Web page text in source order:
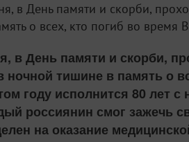
в День памяти и скорби,
о всех, кто погиб во время
в День памяти и скорби,
ночной тишине в память о
году исполнится 80 лет
россиянин смог зажечь
на оказание